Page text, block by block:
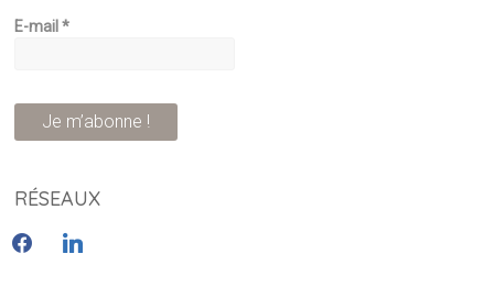
E-mail*
RÉSEAUX
facebooklinkedin